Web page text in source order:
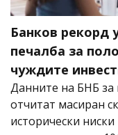
Банков рекорд
печалба за
чуждите
Данните на БНБ за
отчитат масиран
исторически